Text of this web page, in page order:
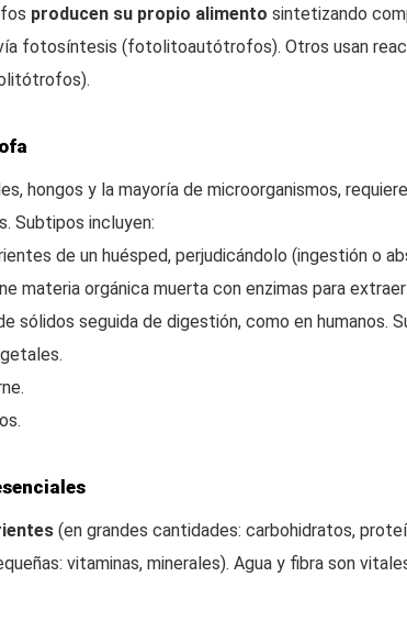
producen su propio alimento sintetizando
fotosíntesis (fotolitoautótrofos). Otros usan
hongos y la mayoría de microorganismos,
Subtipos incluyen:
de un huésped, perjudicándolo (ingestión o
materia orgánica muerta con enzimas para
sólidos seguida de digestión, como en humanos.
(en grandes cantidades: carbohidratos,
vitaminas, minerales). Agua y fibra son